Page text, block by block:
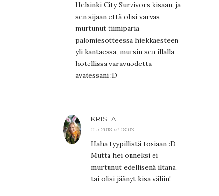
Helsinki City Survivors kisaan, ja
sen sijaan että olisi varvas
murtunut tiimiparia
palomiesotteessa hiekkaesteen
yli kantaessa, mursin sen illalla
hotellissa varavuodetta
avatessani :D
KRISTA
11.5.2018 at 18:03
Haha tyypillistä tosiaan :D
Mutta hei onneksi ei
murtunut edellisenä iltana,
tai olisi jäänyt kisa väliin!
–